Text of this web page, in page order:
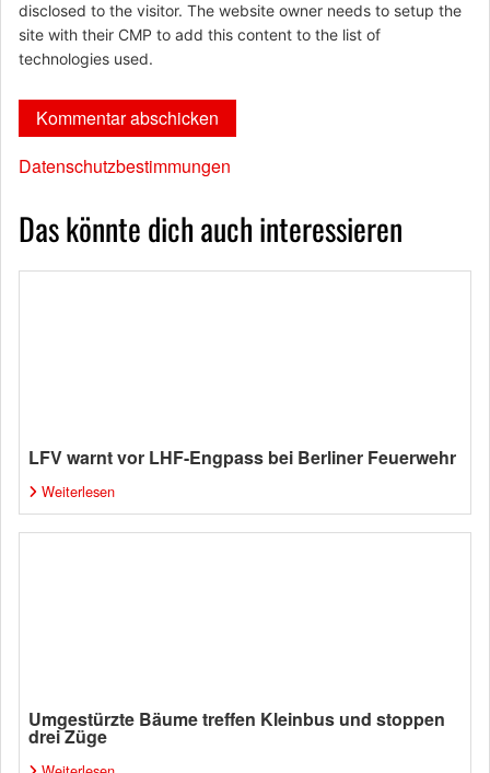
disclosed to the visitor. The website owner needs to setup the
site with their CMP to add this content to the list of
technologies used.
Datenschutzbestimmungen
Das könnte dich auch interessieren
LFV warnt vor LHF-Engpass bei Berliner Feuerwehr
Weiterlesen
Umgestürzte Bäume treffen Kleinbus und stoppen
drei Züge